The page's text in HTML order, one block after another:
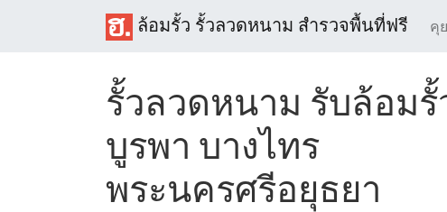
ล้อมรั้ว รั้วลวดหนาม สำรวจพื้นที่ฟรี คุ
รั้วลวดหนาม รับล้อมรั้
บูรพา บางไทร
พระนครศรีอยุธยา